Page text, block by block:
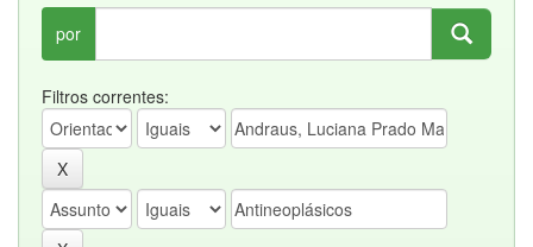
por
Filtros correntes: